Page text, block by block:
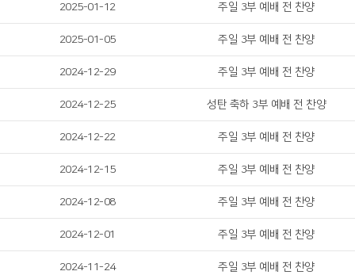
2025-01-12 주일 3부 예배 전 찬양
2025-01-05 주일 3부 예배 전 찬양
2024-12-29 주일 3부 예배 전 찬양
2024-12-25 성탄 축하 3부 예배 전 찬양
2024-12-22 주일 3부 예배 전 찬양
2024-12-15 주일 3부 예배 전 찬양
2024-12-08 주일 3부 예배 전 찬양
2024-12-01 주일 3부 예배 전 찬양
2024-11-24 주일 3부 예배 전 찬양